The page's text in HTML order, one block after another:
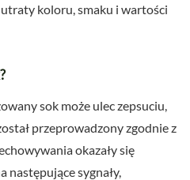
koloru, smaku i wartości
sok może ulec zepsuciu,
przeprowadzony zgodnie z
okazały się
następujące sygnały,